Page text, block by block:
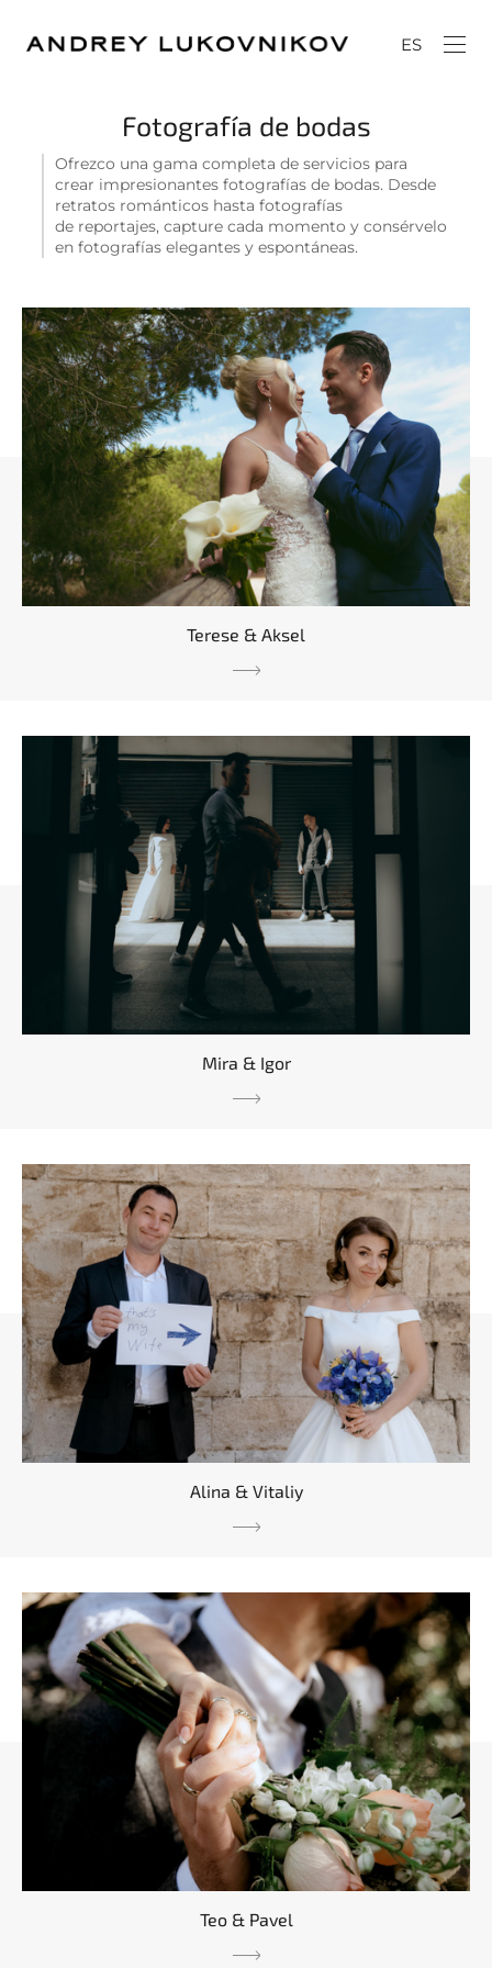
ES
Fotografía de bodas
Ofrezco una gama completa de servicios para
crear impresionantes fotografías de bodas. Desde
retratos románticos hasta fotografías
de reportajes, capture cada momento y consérvelo
en fotografías elegantes y espontáneas.
Terese & Aksel
Mira & Igor
Alina & Vitaliy
Teo & Pavel